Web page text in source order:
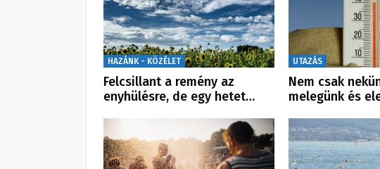
HAZÁNK - KÖZÉLET
Felcsillant a remény az
enyhülésre, de egy hetet…
UTAZÁS
Nem csak
melegünk és